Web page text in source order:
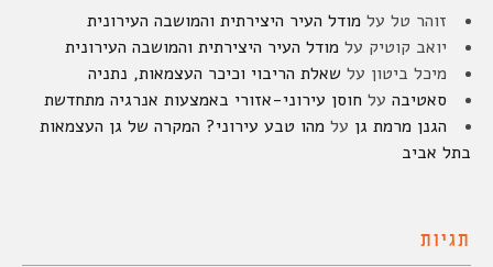
זוהר טל על מודל העיר היצירתית והמושבה העירונית
יואב קוטיק על מודל העיר היצירתית והמושבה העירונית
מיכל ביטון על שאלת הריבוי וכיכר העצמאות, נתניה
סאטיבה על חוסן עירוני-אזורי באמצעות אנרגיה מתחדשת
הגנן מרמת גן על מהו טבע עירוני? המקרה של גן העצמאות
בתל אביב
תגיות